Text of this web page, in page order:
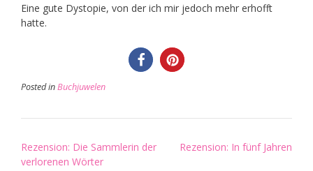
Eine gute Dystopie, von der ich mir jedoch mehr erhofft
hatte.
Posted inBuchjuwelen
Post
navigation
Rezension: Die Sammlerin der
verlorenen Wörter
Rezension: In fünf Jahren